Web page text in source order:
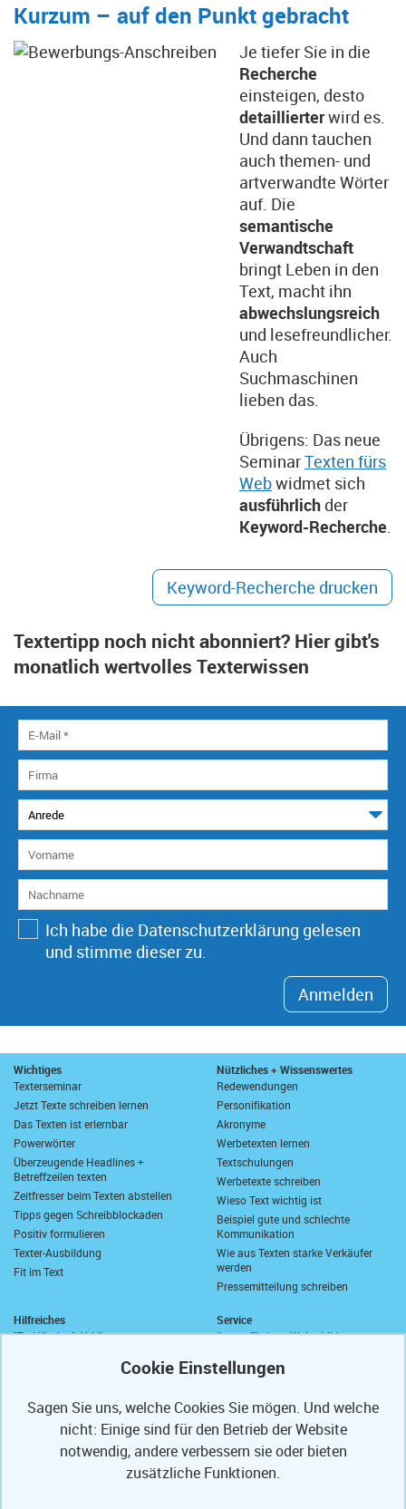
Kurzum – auf den Punkt gebracht
Je tiefer Sie in die
Recherche
einsteigen, desto
detaillierterwird es.
Und dann tauchen
auch themen- und
artverwandte Wörter
auf. Die
semantische
Verwandtschaft
bringt Leben in den
Text, macht ihn
abwechslungsreich
und lesefreundlicher.
Auch
Suchmaschinen
lieben das.
Übrigens: Das neue
SeminarTexten fürs
Webwidmet sich
ausführlich der
Keyword-Recherche.
Keyword-Recherche drucken
Textertipp noch nicht abonniert? Hier gibt's
monatlich wertvolles Texterwissen
Ich habe die Datenschutzerklärung gelesen
und stimme dieser zu.
Anmelden
Wichtiges
Texterseminar
Jetzt Texte schreiben lernen
Das Texten ist erlernbar
Powerwörter
Überzeugende Headlines +
Betreffzeilen texten
Zeitfresser beim Texten abstellen
Tipps gegen Schreibblockaden
Positiv formulieren
Texter-Ausbildung
Fit im Text
Nützliches + Wissenswertes
Redewendungen
Personifikation
Akronyme
Werbetexten lernen
Textschulungen
Werbetexte schreiben
Wieso Text wichtig ist
Beispiel gute und schlechte
Kommunikation
Wie aus Texten starke Verkäufer
werden
Pressemitteilung schreiben
Hilfreiches
"Zu Händen" Abkürzung
Wie schreibt man "wie viel"?
Längstes deutsches Wort
Anrede in E-Mails
Anschriften und Anreden
Service
Ihre geförderte Weiterbildung
Ihre Texterfibel
Homepage-Test
Muster-Widerrufsformular
Partner
Referenzen
Sagen Sie uns, welche Cookies Sie mögen. Und welche
nicht: Einige sind für den Betrieb der Website
notwendig, andere verbessern sie oder bieten
zusätzliche Funktionen.